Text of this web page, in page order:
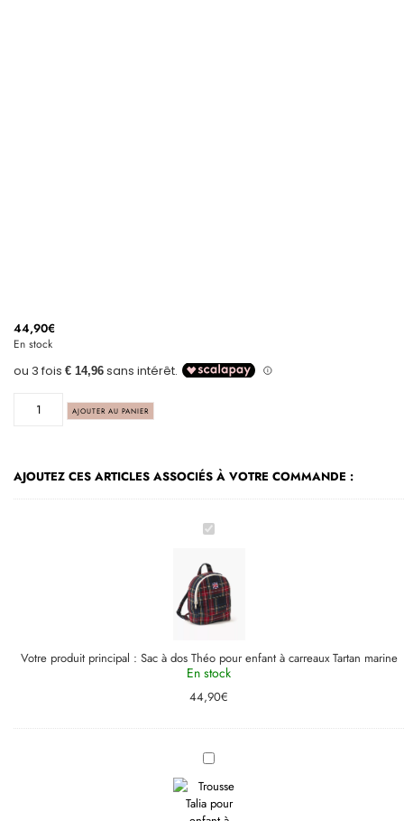
44,90€
En stock
AJOUTER AU PANIER
AJOUTEZ CES ARTICLES ASSOCIÉS À VOTRE COMMANDE :
Sac
à
Théo
pour
enfant
à
carreaux
Tartan
Votre produit principal : Sac à dos Théo pour enfant à carreaux Tartan marine
En stock
44,90€
Trousse
Talia
pour
enfant
à
carreaux